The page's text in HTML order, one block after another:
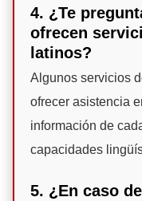
4. ¿Te
ofrecen
latinos?
Algunos servicios
ofrecer asistencia
información de
capacidades
5. ¿En caso